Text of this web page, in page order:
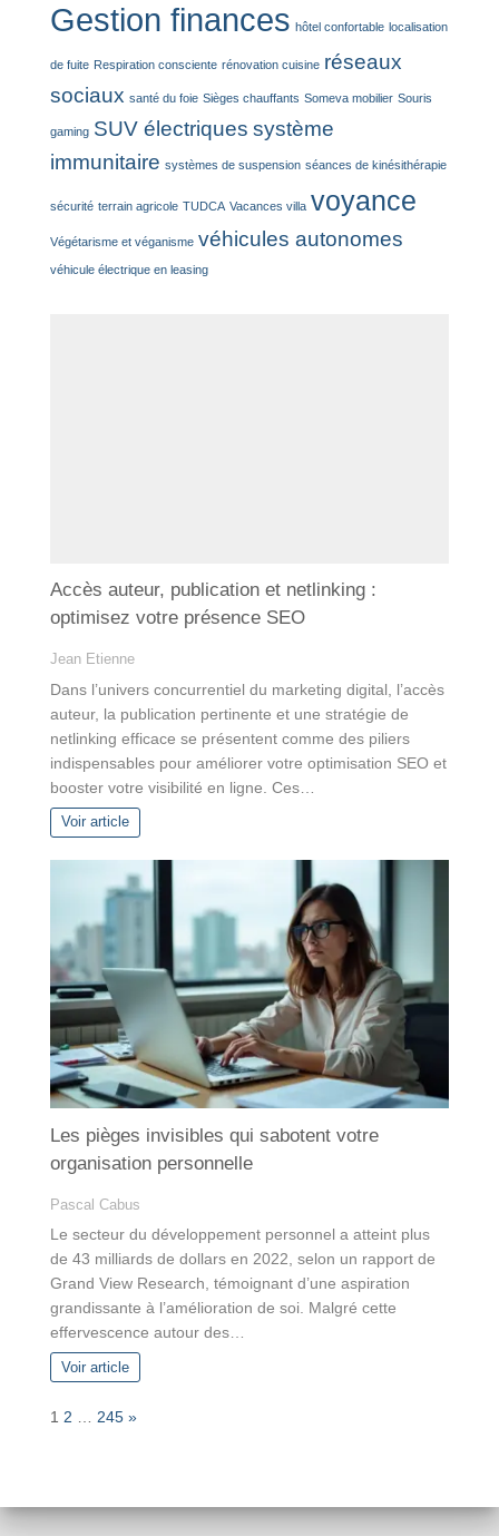
Gestion finances hôtel confortable localisation
de fuite Respiration consciente rénovation cuisine réseaux
sociaux santé du foie Sièges chauffants Someva mobilier Souris
gaming SUV électriques système
immunitaire systèmes de suspension séances de kinésithérapie
sécurité terrain agricole TUDCA Vacances villa voyance
Végétarisme et véganisme véhicules autonomes
véhicule électrique en leasing
Accès auteur, publication et netlinking :
optimisez votre présence SEO
Jean Etienne
Dans l’univers concurrentiel du marketing digital, l’accès
auteur, la publication pertinente et une stratégie de
netlinking efficace se présentent comme des piliers
indispensables pour améliorer votre optimisation SEO et
booster votre visibilité en ligne. Ces…
Voir article
Les pièges invisibles qui sabotent votre
organisation personnelle
Pascal Cabus
Le secteur du développement personnel a atteint plus
de 43 milliards de dollars en 2022, selon un rapport de
Grand View Research, témoignant d’une aspiration
grandissante à l’amélioration de soi. Malgré cette
effervescence autour des…
Voir article
P
:
1 2 245 N
»